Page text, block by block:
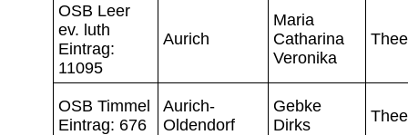
OSB Leer
ev. luth
Eintrag:
11095
Aurich
Maria
Catharina
Veronika
OSB Timmel
Eintrag: 676
Aurich-
Oldendorf
Gebke
Dirks